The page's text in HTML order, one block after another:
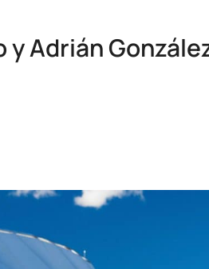
Adrián